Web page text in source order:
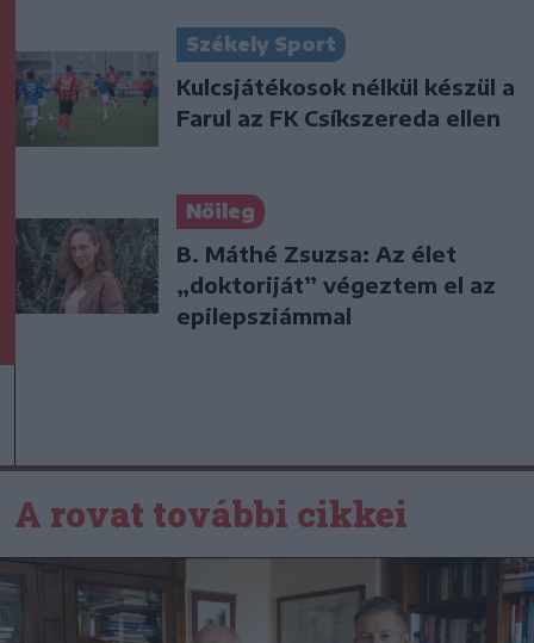
Székely Sport
Kulcsjátékosok nélkül készül a
Farul az FK Csíkszereda ellen
Nőileg
B. Máthé Zsuzsa: Az élet
„doktoriját” végeztem el az
epilepsziámmal
A rovat további cikkei